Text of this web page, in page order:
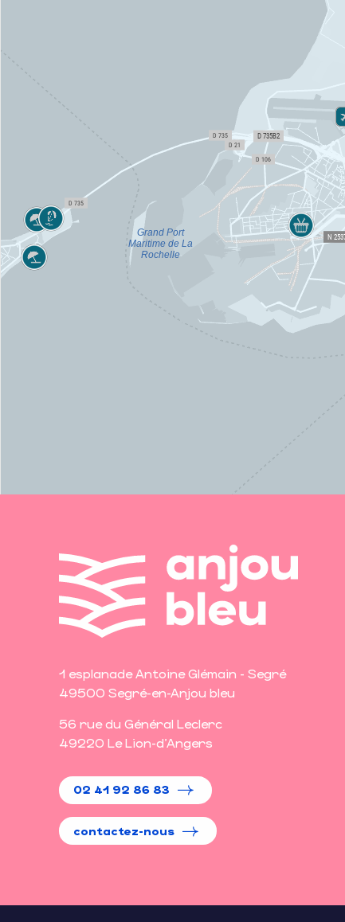
1 esplanade Antoine Glémain - Segré
49500 Segré-en-Anjou bleu
56 rue du Général Leclerc
49220 Le Lion-d'Angers
02 41 92 86 83
contactez-nous